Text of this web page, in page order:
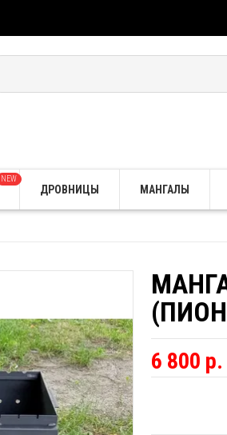
NEW
ДРОВНИЦЫ МАНГАЛЫ
6 800 р.